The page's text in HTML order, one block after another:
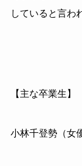
していると言わ
【主な卒業生】
小林千登勢（女